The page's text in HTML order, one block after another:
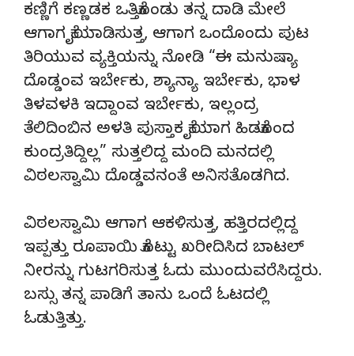
ಕಣ್ಣಿಗೆ ಕಣ್ಣಡಕ ಒತ್ತಿಕೊಂಡು ತನ್ನ ದಾಡಿ ಮೇಲೆ
ಆಗಾಗ ಕೈಯಾಡಿಸುತ್ತ, ಆಗಾಗ ಒಂದೊಂದು ಪುಟ
ತಿರಿಯುವ ವ್ಯಕ್ತಿಯನ್ನು ನೋಡಿ “ಈ ಮನುಷ್ಯಾ
ದೊಡ್ಡಂವ ಇರ್ಬೇಕು, ಶ್ಯಾನ್ಯಾ ಇರ್ಬೇಕು, ಭಾಳ
ತಿಳವಳಕಿ ಇದ್ದಾಂವ ಇರ್ಬೇಕು, ಇಲ್ಲಂದ್ರ
ತೆಲಿದಿಂಬಿನ ಅಳತಿ ಪುಸ್ತಾಕ ಕೈಯಾಗ ಹಿಡಕೊಂದ
ಕುಂದ್ರತಿದ್ದಿಲ್ಲ” ಸುತ್ತಲಿದ್ದ ಮಂದಿ ಮನದಲ್ಲಿ
ವಿಠಲಸ್ವಾಮಿ ದೊಡ್ಡವನಂತೆ ಅನಿಸತೊಡಗಿದ.
ವಿಠಲಸ್ವಾಮಿ ಆಗಾಗ ಆಕಳಿಸುತ್ತ, ಹತ್ತಿರದಲ್ಲಿದ್ದ
ಇಪ್ಪತ್ತು ರೂಪಾಯಿ ಕೊಟ್ಟು ಖರೀದಿಸಿದ ಬಾಟಲ್
ನೀರನ್ನು ಗುಟಗರಿಸುತ್ತ ಓದು ಮುಂದುವರೆಸಿದ್ದರು.
ಬಸ್ಸು ತನ್ನ ಪಾಡಿಗೆ ತಾನು ಒಂದೆ ಓಟದಲ್ಲಿ
ಓಡುತ್ತಿತ್ತು.